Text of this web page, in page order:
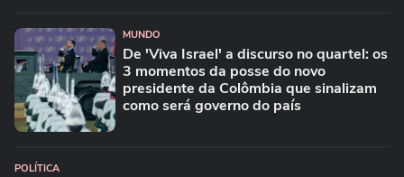
MUNDO
De 'Viva Israel' a discurso no quartel: os
3 momentos da posse do novo
presidente da Colômbia que sinalizam
como será governo do país
POLÍTICA